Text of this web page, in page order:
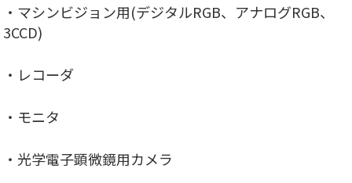
・マシンビジョン用(デジタルRGB、アナログRGB、
3CCD)
・レコーダ
・モニタ
・光学電子顕微鏡用カメラ